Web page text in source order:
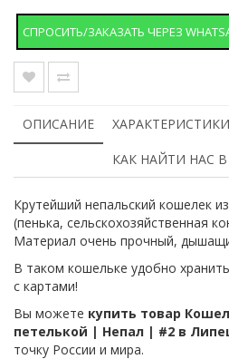
СПРОСИТЬ/ЗАКАЗАТЬ ЧЕРЕЗ
ОПИСАНИЕ ХАРАКТЕРИСТИКИ
КАК НАЙТИ НАС
Крутейший непальский кошелек
(пенька, сельскохозяйственная
Материал очень прочный,
В таком кошельке удобно
с картами!
Вы можете купить товар
петелькой | Непал | #2 в
точку России и мира.